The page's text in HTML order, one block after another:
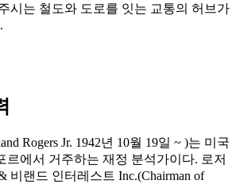
시는 철도와 도로를 잇는 교통의 허브가
Rogers Jr. 1942년 10월 19일 ~ )는 미국
르에서 거주하는 재정 분석가이다. 로저
비랜드 인터레스트 Inc.(Chairman of